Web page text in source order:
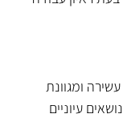
ומגוונת
עיוניים